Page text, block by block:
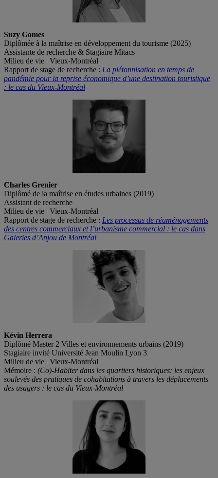
Suzy Gomes
Diplômée à la maîtrise en développement du tourisme (2025)
Assistante de recherche & Stagiaire Mitacs
Milieu de vie | Vieux-Montréal
Rapport de stage de recherche : La piétonnisation en temps de
pandémie pour la reprise économique d’une destination touristique
: le cas du Vieux-Montréal
Charles Grenier
Diplômé de la maîtrise en études urbaines (2019)
Assistant de recherche
Milieu de vie | Vieux-Montréal
Rapport de stage de recherche : Les processus de réaménagements
des centres commerciaux et l’urbanisme commercial : le cas dans
Galeries d’Anjou de Montréal
Kévin Herrera
Diplômé Master 2 Villes et environnements urbains (2019)
Stagiaire invité Université Jean Moulin Lyon 3
Milieu de vie | Vieux-Montréal
Mémoire : (Co)-Habiter dans les quartiers historiques: les enjeux
soulevés des pratiques de cohabitations à travers les déplacements
des usagers : le cas du Vieux-Montréal